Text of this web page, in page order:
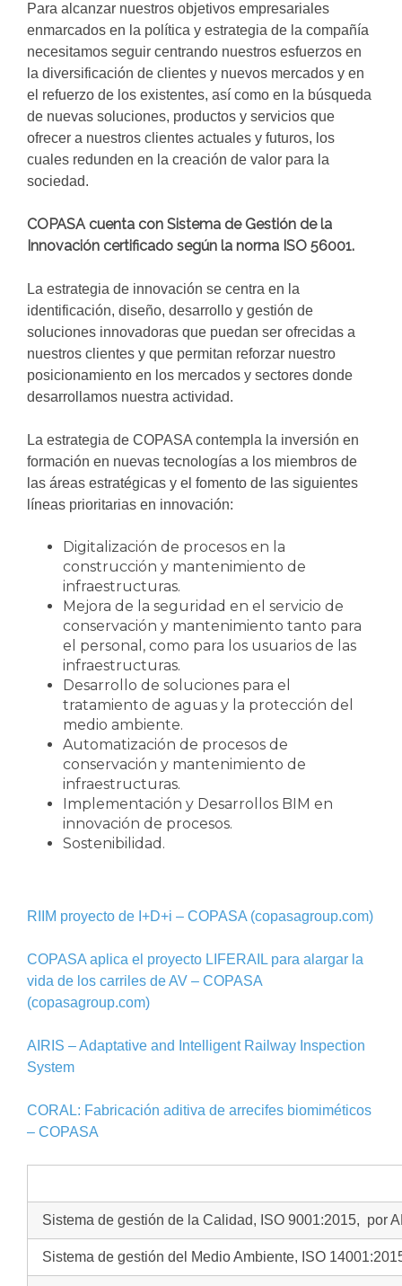
Para alcanzar nuestros objetivos empresariales
enmarcados en la política y estrategia de la compañía
necesitamos seguir centrando nuestros esfuerzos en
la diversificación de clientes y nuevos mercados y en
el refuerzo de los existentes, así como en la búsqueda
de nuevas soluciones, productos y servicios que
ofrecer a nuestros clientes actuales y futuros, los
cuales redunden en la creación de valor para la
sociedad.
COPASA cuenta con Sistema de Gestión de la
Innovación certificado según la norma ISO 56001.
La estrategia de innovación se centra en la
identificación, diseño, desarrollo y gestión de
soluciones innovadoras que puedan ser ofrecidas a
nuestros clientes y que permitan reforzar nuestro
posicionamiento en los mercados y sectores donde
desarrollamos nuestra actividad.
La estrategia de COPASA contempla la inversión en
formación en nuevas tecnologías a los miembros de
las áreas estratégicas y el fomento de las siguientes
líneas prioritarias en innovación:
Digitalización de procesos en la
construcción y mantenimiento de
infraestructuras.
Mejora de la seguridad en el servicio de
conservación y mantenimiento tanto para
el personal, como para los usuarios de las
infraestructuras.
Desarrollo de soluciones para el
tratamiento de aguas y la protección del
medio ambiente.
Automatización de procesos de
conservación y mantenimiento de
infraestructuras.
Implementación y Desarrollos BIM en
innovación de procesos.
Sostenibilidad.
RIIM proyecto de I+D+i – COPASA (copasagroup.com)
COPASA aplica el proyecto LIFERAIL para alargar la
vida de los carriles de AV – COPASA
(copasagroup.com)
AIRIS – Adaptative and Intelligent Railway Inspection
System
CORAL: Fabricación aditiva de arrecifes biomiméticos
– COPASA
Sistema de gestión de la Calidad, ISO 9001:2015, por
Sistema de gestión del Medio Ambiente, ISO